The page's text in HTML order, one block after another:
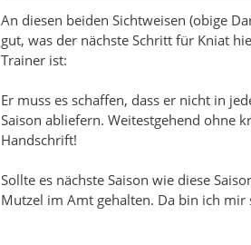
An diesen beiden Sichtweisen (obige
gut, was der nächste Schritt für Kniat
Trainer ist:
Er muss es schaffen, dass er nicht in
Saison abliefern. Weitestgehend ohne
Handschrift!
Sollte es nächste Saison wie diese
Mutzel im Amt gehalten. Da bin ich mir